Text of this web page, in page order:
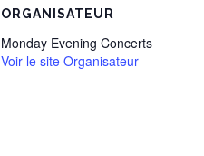
ORGANISATEUR
Monday Evening Concerts
Voir le site Organisateur